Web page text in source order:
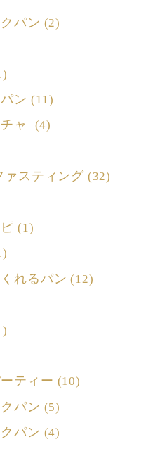
パン (2)
ン (11)
ャ (4)
ァスティング (32)
(1)
れるパン (12)
ティー (10)
パン (5)
パン (4)